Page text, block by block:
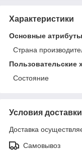
Характеристики
Основные атрибуты
Страна
Пользовательские
Состояние
Условия доставки
Доставка
Самовывоз